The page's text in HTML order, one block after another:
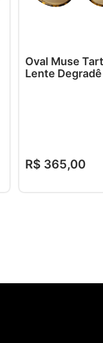
Oval Muse
Lente Degradê
R$ 365,00